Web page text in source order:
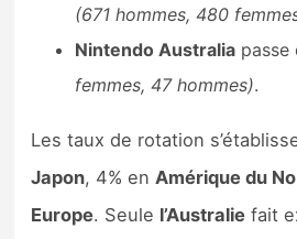
(671 hommes, 480
Nintendo Australia passe
femmes, 47 hommes).
Les taux de rotation
Japon, 4% en Amérique du
Europe. Seule l’Australie fait